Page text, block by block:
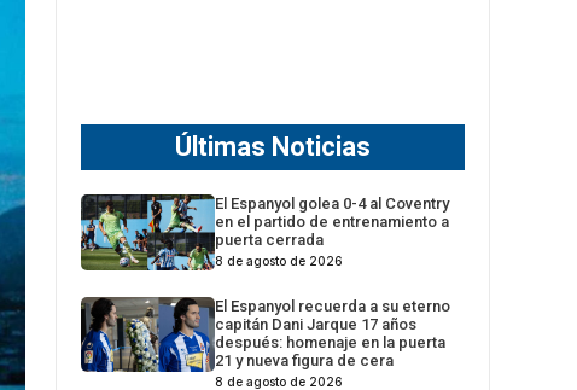
Últimas Noticias
El Espanyol golea 0-4 al Coventry
en el partido de entrenamiento a
puerta cerrada
8 de agosto de 2026
El Espanyol recuerda a su eterno
capitán Dani Jarque 17 años
después: homenaje en la puerta
21 y nueva figura de cera
8 de agosto de 2026